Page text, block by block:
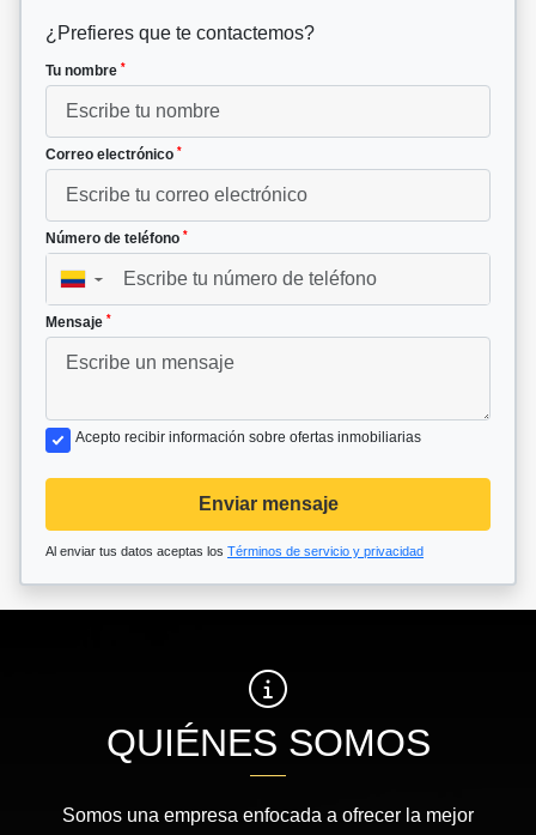
¿Prefieres que te contactemos?
Tu nombre *
Correo electrónico *
Número de teléfono *
▼
Mensaje *
Acepto recibir información sobre ofertas inmobiliarias
Enviar mensaje
Al enviar tus datos aceptas los Términos de servicio y privacidad
QUIÉNES SOMOS
Somos una empresa enfocada a ofrecer la mejor